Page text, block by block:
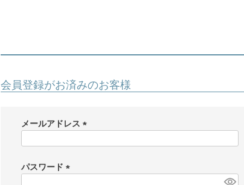
会員登録がお済みのお客様
メールアドレス
)
パスワード